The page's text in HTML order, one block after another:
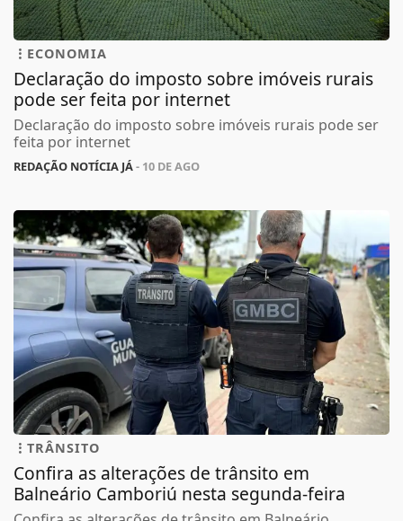
ECONOMIA
Declaração do imposto sobre imóveis rurais
pode ser feita por internet
Declaração do imposto sobre imóveis rurais pode ser
feita por internet
REDAÇÃO NOTÍCIA JÁ- 10 DE AGO
TRÂNSITO
Confira as alterações de trânsito em
Balneário Camboriú nesta segunda-feira